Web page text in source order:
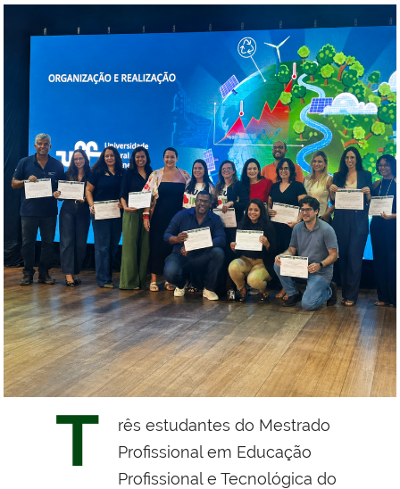
T
rês estudantes do Mestrado
Profissional em Educação
Profissional e Tecnológica do